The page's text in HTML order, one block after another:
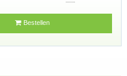
Bestellen